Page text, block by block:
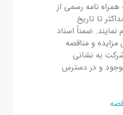
نامه رسمی از
ﺗﺎ ﺗﺎرﯾﺦ
۰۷ اﻗﺪام ﻧﻤﺎﯾﻨﺪ. ﺿﻤﻨﺎً اﺳﻨﺎد
و مناقصه
ﺑﻪ ﻧﺸﺎﻧﯽ
و در دﺳﺘﺮس